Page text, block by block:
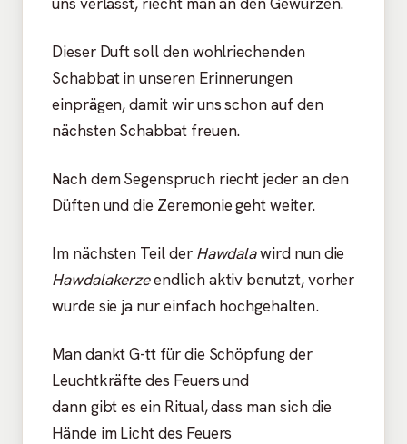
Dieser Duft soll den wohlriechenden
Schabbat in unseren Erinnerungen
einprägen, damit wir uns schon auf den
nächsten Schabbat freuen.
Nach dem Segenspruch riecht jeder an den
Düften und die Zeremonie geht weiter.
Im nächsten Teil der Hawdalawird nun die
Hawdalakerzeendlich aktiv benutzt, vorher
wurde sie ja nur einfach hochgehalten.
Man dankt G-tt für die Schöpfung der
Leuchtkräfte des Feuers und
dann gibt es ein Ritual, dass man sich die
Hände im Licht des Feuers